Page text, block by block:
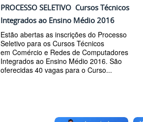
PROCESSO SELETIVO Cursos Técnicos
Integrados ao Ensino Médio 2016
Estão abertas as inscrições do Processo
Seletivo para os Cursos Técnicos
em Comércio e Redes de Computadores
Integrados ao Ensino Médio 2016. São
oferecidas 40 vagas para o Curso...